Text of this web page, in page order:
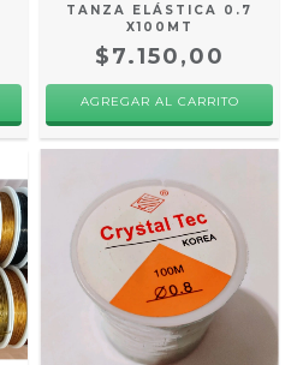
TANZA ELÁSTICA 0.7
X100MT
$7.150,00